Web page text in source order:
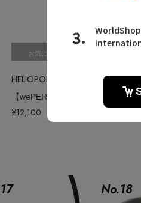
お気に入り
HELIOPOLE/エリオポール
【wePERM / ウィパーマ】Sewing Chain ブローチ
¥12,100
17 No.18